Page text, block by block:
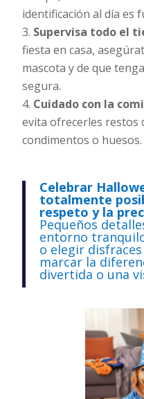
identificación al día es
Supervisa todo el
fiesta en casa,
mascota y de que
segura.
Cuidado con la
evita ofrecerles restos
condimentos o huesos.
Celebrar
totalmente
respeto y la
Pequeños
entorno
o elegir
marcar la
divertida o una